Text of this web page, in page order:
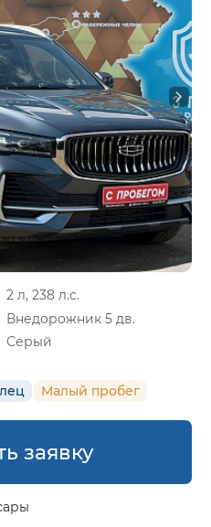
2 л, 238 л.с.
Внедорожник 5 дв.
Серый
Малый пробег
заявку